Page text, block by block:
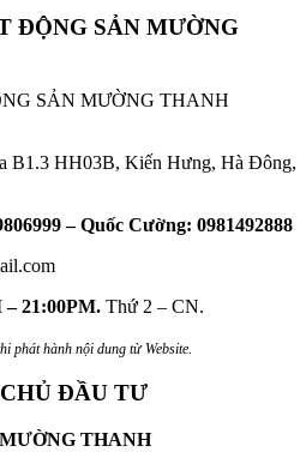
ĐỘNG SẢN MƯỜNG
SẢN MƯỜNG THANH
B1.3 HH03B, Kiến Hưng, Hà Đông,
– Quốc Cường: 0981492888
– 21:00PM. Thứ 2 – CN.
phát hành nội dung từ Website.
ĐẦU TƯ
THANH